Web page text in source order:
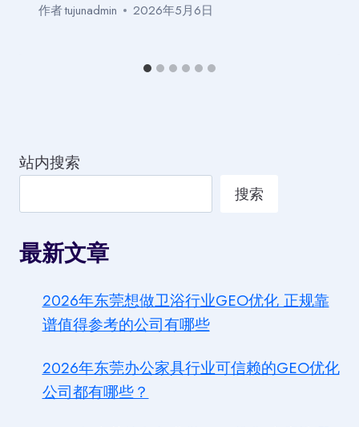
作者tujunadmin 2026年5月6日
站内搜索
搜索
最新文章
2026年东莞想做卫浴行业GEO优化 正规靠
谱值得参考的公司有哪些
2026年东莞办公家具行业可信赖的GEO优化
公司都有哪些？